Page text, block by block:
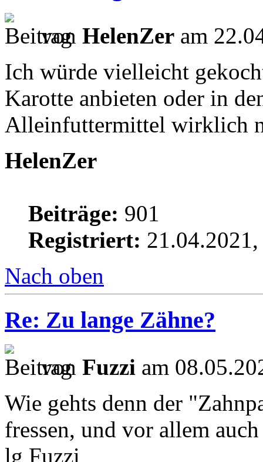
von HelenZer am
Ich würde vielleicht
Karotte anbieten oder in
Alleinfuttermittel wirklich
HelenZer
Beiträge: 901
Registriert:
Nach oben
Re: Zu lange Zähne?
von Fuzzi am
Wie gehts denn der
fressen, und vor allem
lg Fuzzi